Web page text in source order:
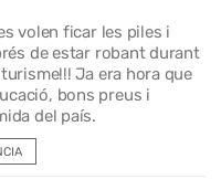
volen ficar les piles i
de estar robant durant
Ja era hora que
bons preus i
del país.